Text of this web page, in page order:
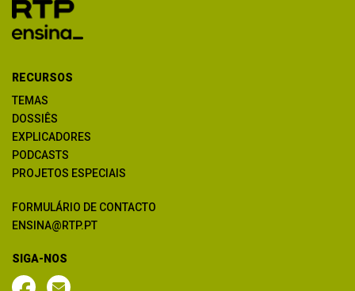
RECURSOS
TEMAS
DOSSIÊS
EXPLICADORES
PODCASTS
PROJETOS ESPECIAIS
FORMULÁRIO DE CONTACTO
ENSINA@RTP.PT
SIGA-NOS